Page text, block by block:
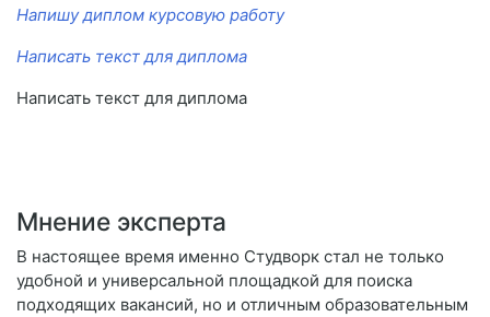
Напишу диплом курсовую работу
Написать текст для диплома
Написать текст для диплома
Мнение эксперта
В настоящее время именно Студворк стал не только
удобной и универсальной площадкой для поиска
подходящих вакансий, но и отличным образовательным